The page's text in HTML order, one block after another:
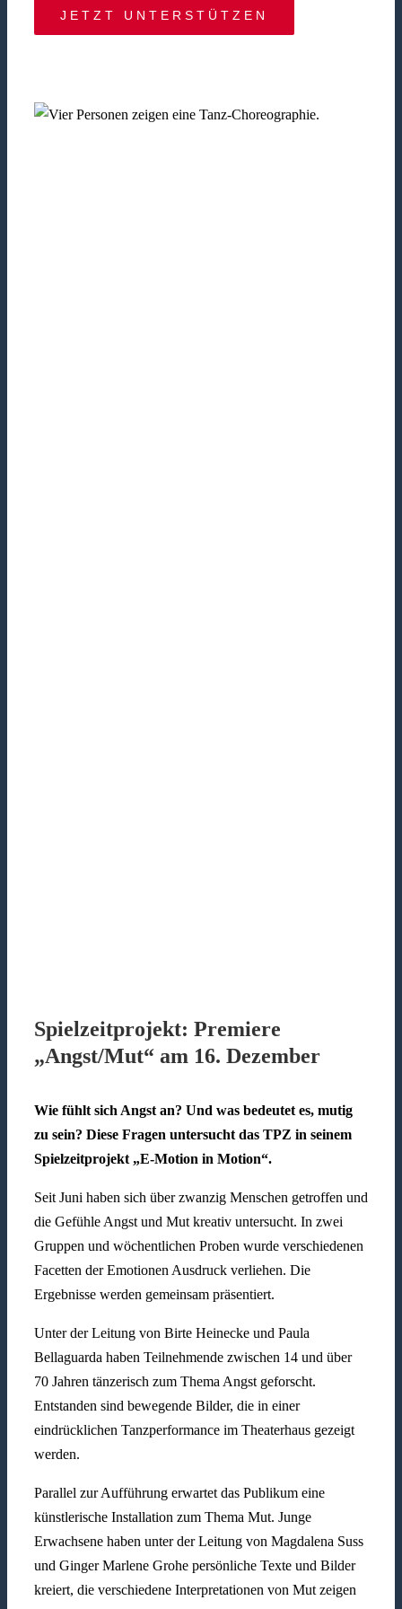
JETZT UNTERSTÜTZEN
Spielzeitprojekt: Premiere
„Angst/Mut“ am 16. Dezember
Wie fühlt sich Angst an? Und was bedeutet es, mutig
zu sein? Diese Fragen untersucht das TPZ in seinem
Spielzeitprojekt „E-Motion in Motion“.
Seit Juni haben sich über zwanzig Menschen getroffen und
die Gefühle Angst und Mut kreativ untersucht. In zwei
Gruppen und wöchentlichen Proben wurde verschiedenen
Facetten der Emotionen Ausdruck verliehen. Die
Ergebnisse werden gemeinsam präsentiert.
Unter der Leitung von Birte Heinecke und Paula
Bellaguarda haben Teilnehmende zwischen 14 und über
70 Jahren tänzerisch zum Thema Angst geforscht.
Entstanden sind bewegende Bilder, die in einer
eindrücklichen Tanzperformance im Theaterhaus gezeigt
werden.
Parallel zur Aufführung erwartet das Publikum eine
künstlerische Installation zum Thema Mut. Junge
Erwachsene haben unter der Leitung von Magdalena Suss
und Ginger Marlene Grohe persönliche Texte und Bilder
kreiert, die verschiedene Interpretationen von Mut zeigen